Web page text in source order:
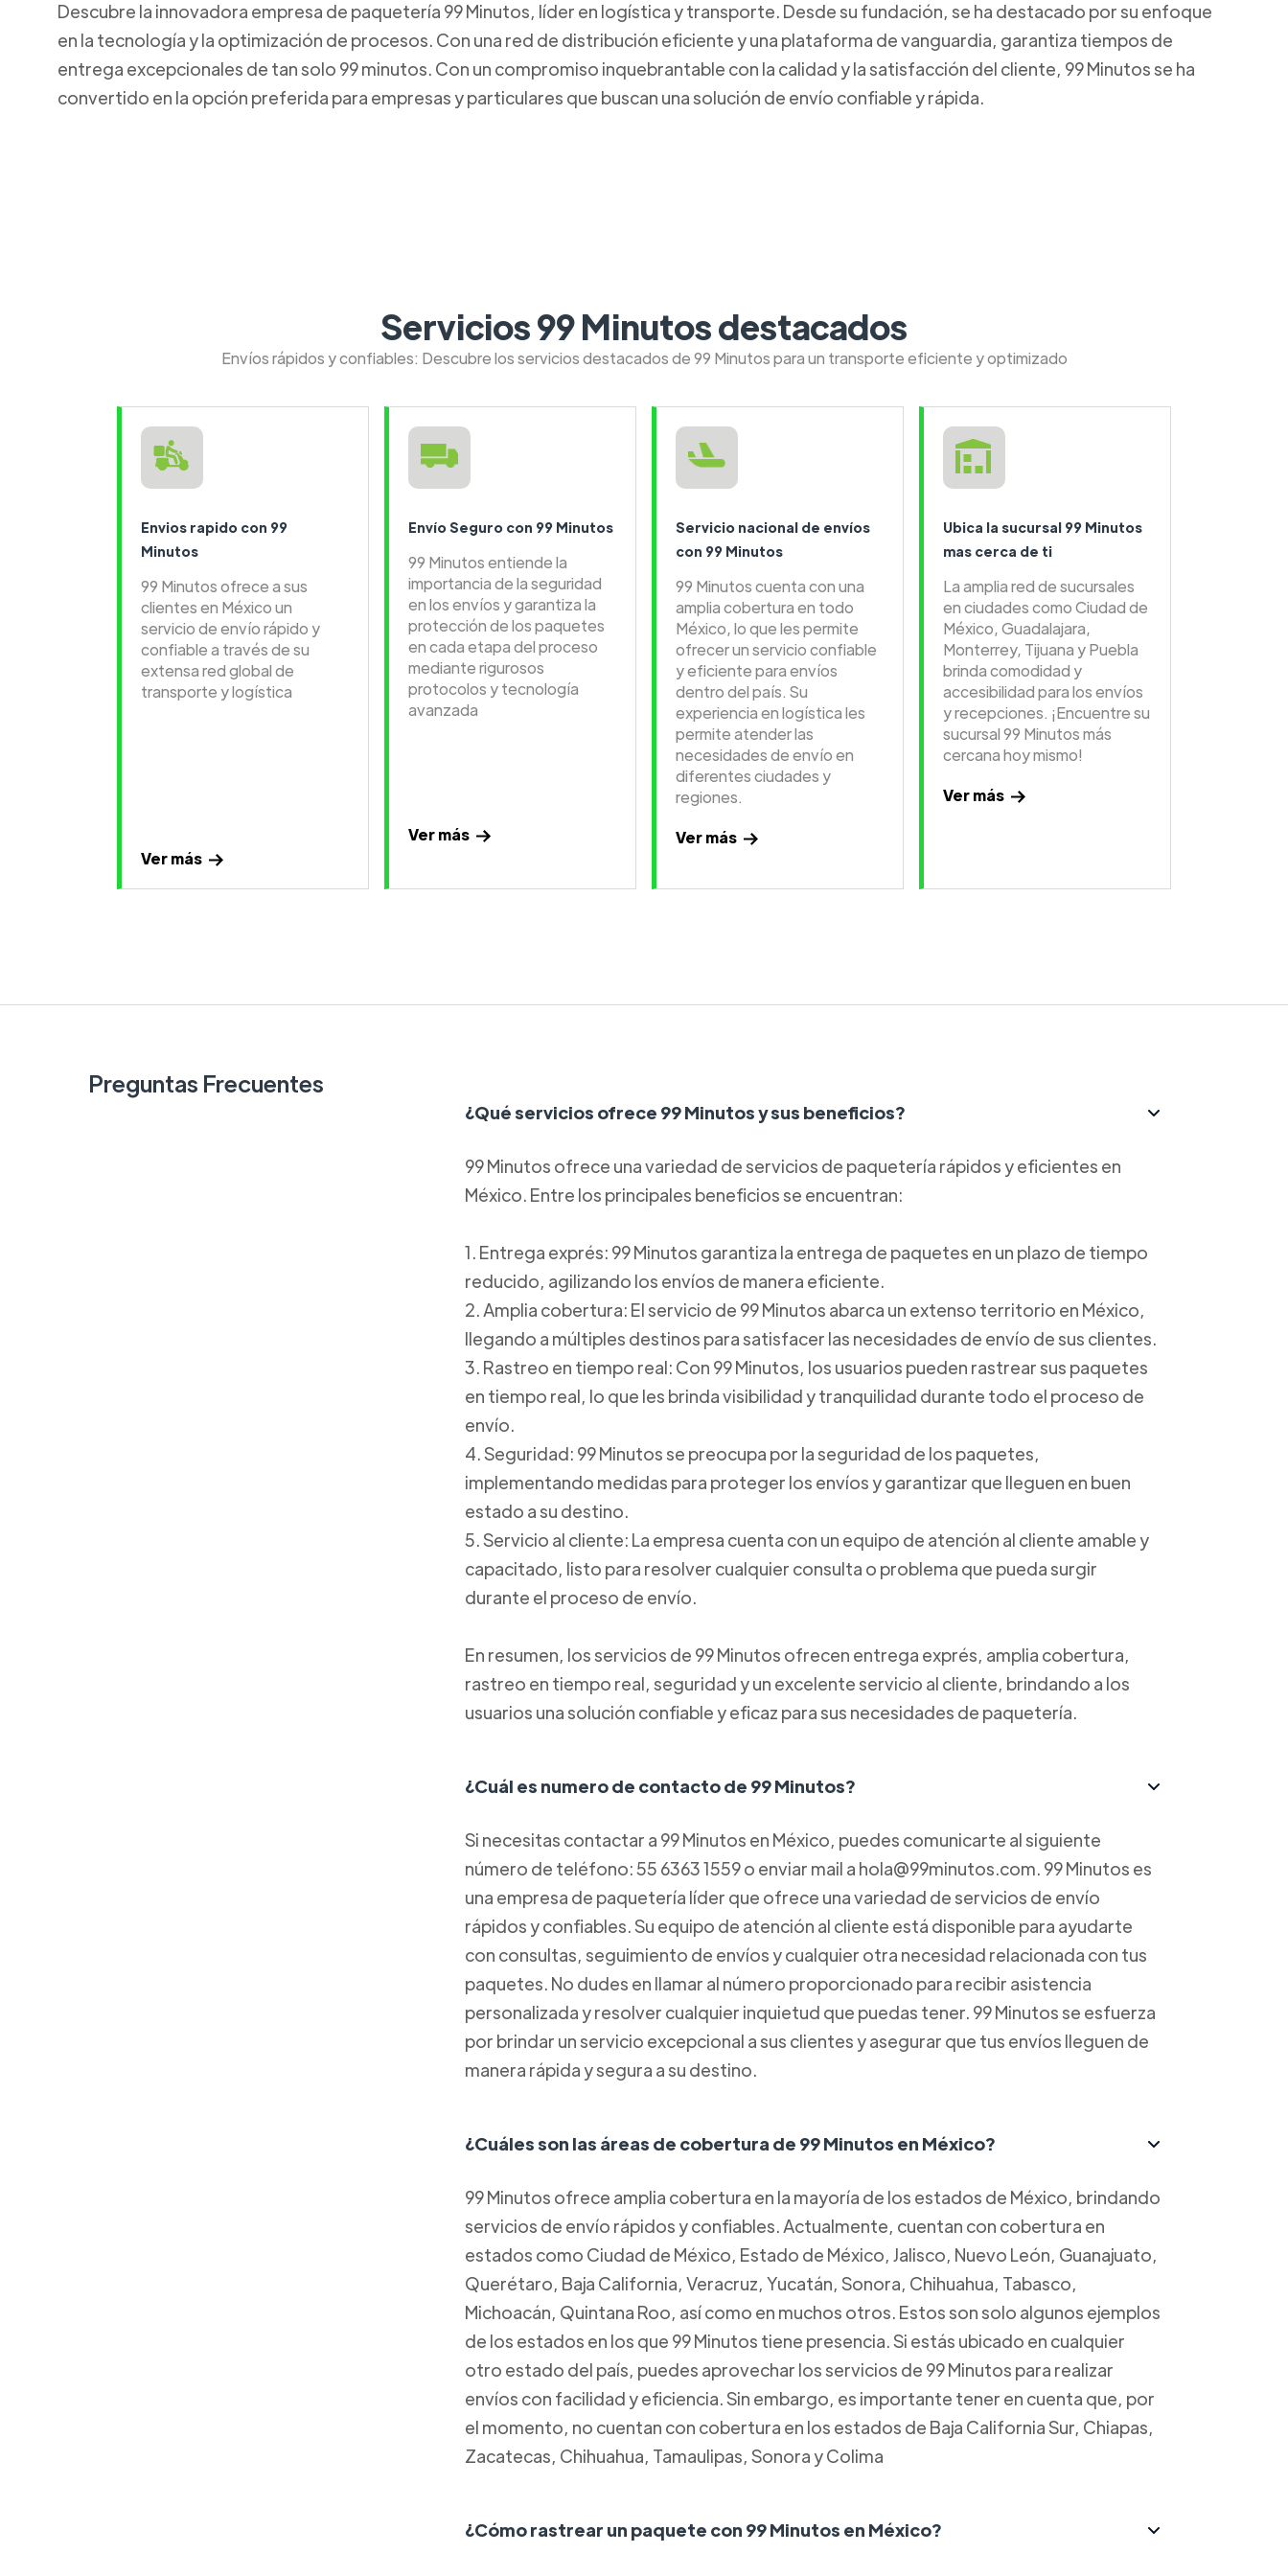
Descubre la innovadora empresa de paquetería 99 Minutos, líder en logística y transporte. Desde su fundación, se ha destacado por su enfoque
en la tecnología y la optimización de procesos. Con una red de distribución eficiente y una plataforma de vanguardia, garantiza tiempos de
entrega excepcionales de tan solo 99 minutos. Con un compromiso inquebrantable con la calidad y la satisfacción del cliente, 99 Minutos se ha
convertido en la opción preferida para empresas y particulares que buscan una solución de envío confiable y rápida.
Servicios 99 Minutos destacados
Envíos rápidos y confiables: Descubre los servicios destacados de 99 Minutos para un transporte eficiente y optimizado
Envios rapido con 99
Minutos
99 Minutos ofrece a sus
clientes en México un
servicio de envío rápido y
confiable a través de su
extensa red global de
transporte y logística
Ver más
Envío Seguro con 99 Minutos
99 Minutos entiende la
importancia de la seguridad
en los envíos y garantiza la
protección de los paquetes
en cada etapa del proceso
mediante rigurosos
protocolos y tecnología
avanzada
Ver más
Servicio nacional de envíos
con 99 Minutos
99 Minutos cuenta con una
amplia cobertura en todo
México, lo que les permite
ofrecer un servicio confiable
y eficiente para envíos
dentro del país. Su
experiencia en logística les
permite atender las
necesidades de envío en
diferentes ciudades y
regiones.
Ver más
Ubica la sucursal 99 Minutos
mas cerca de ti
La amplia red de sucursales
en ciudades como Ciudad de
México, Guadalajara,
Monterrey, Tijuana y Puebla
brinda comodidad y
accesibilidad para los envíos
y recepciones. ¡Encuentre su
sucursal 99 Minutos más
cercana hoy mismo!
Ver más
Preguntas Frecuentes
¿Qué servicios ofrece 99 Minutos y sus beneficios?
99 Minutos ofrece una variedad de servicios de paquetería rápidos y eficientes en
México. Entre los principales beneficios se encuentran:
1. Entrega exprés: 99 Minutos garantiza la entrega de paquetes en un plazo de tiempo
reducido, agilizando los envíos de manera eficiente.
2. Amplia cobertura: El servicio de 99 Minutos abarca un extenso territorio en México,
llegando a múltiples destinos para satisfacer las necesidades de envío de sus clientes.
3. Rastreo en tiempo real: Con 99 Minutos, los usuarios pueden rastrear sus paquetes
en tiempo real, lo que les brinda visibilidad y tranquilidad durante todo el proceso de
envío.
4. Seguridad: 99 Minutos se preocupa por la seguridad de los paquetes,
implementando medidas para proteger los envíos y garantizar que lleguen en buen
estado a su destino.
5. Servicio al cliente: La empresa cuenta con un equipo de atención al cliente amable y
capacitado, listo para resolver cualquier consulta o problema que pueda surgir
durante el proceso de envío.
En resumen, los servicios de 99 Minutos ofrecen entrega exprés, amplia cobertura,
rastreo en tiempo real, seguridad y un excelente servicio al cliente, brindando a los
usuarios una solución confiable y eficaz para sus necesidades de paquetería.
¿Cuál es numero de contacto de 99 Minutos?
Si necesitas contactar a 99 Minutos en México, puedes comunicarte al siguiente
número de teléfono: 55 6363 1559 o enviar mail a hola@99minutos.com. 99 Minutos es
una empresa de paquetería líder que ofrece una variedad de servicios de envío
rápidos y confiables. Su equipo de atención al cliente está disponible para ayudarte
con consultas, seguimiento de envíos y cualquier otra necesidad relacionada con tus
paquetes. No dudes en llamar al número proporcionado para recibir asistencia
personalizada y resolver cualquier inquietud que puedas tener. 99 Minutos se esfuerza
por brindar un servicio excepcional a sus clientes y asegurar que tus envíos lleguen de
manera rápida y segura a su destino.
¿Cuáles son las áreas de cobertura de 99 Minutos en México?
99 Minutos ofrece amplia cobertura en la mayoría de los estados de México, brindando
servicios de envío rápidos y confiables. Actualmente, cuentan con cobertura en
estados como Ciudad de México, Estado de México, Jalisco, Nuevo León, Guanajuato,
Querétaro, Baja California, Veracruz, Yucatán, Sonora, Chihuahua, Tabasco,
Michoacán, Quintana Roo, así como en muchos otros. Estos son solo algunos ejemplos
de los estados en los que 99 Minutos tiene presencia. Si estás ubicado en cualquier
otro estado del país, puedes aprovechar los servicios de 99 Minutos para realizar
envíos con facilidad y eficiencia. Sin embargo, es importante tener en cuenta que, por
el momento, no cuentan con cobertura en los estados de Baja California Sur, Chiapas,
Zacatecas, Chihuahua, Tamaulipas, Sonora y Colima
¿Cómo rastrear un paquete con 99 Minutos en México?